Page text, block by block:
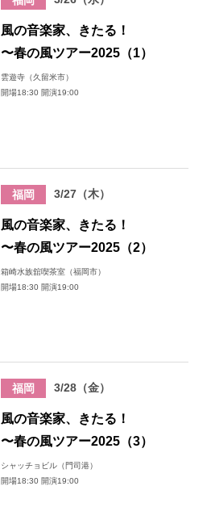
風の音楽家、きたる！
〜春の風ツアー2025（1）
雲遊寺（久留米市）
開場18:30 開演19:00
福岡 3/27（木）
風の音楽家、きたる！
〜春の風ツアー2025（2）
箱崎水族舘喫茶室（福岡市）
開場18:30 開演19:00
福岡 3/28（金）
風の音楽家、きたる！
〜春の風ツアー2025（3）
シャッチョビル（門司港）
開場18:30 開演19:00